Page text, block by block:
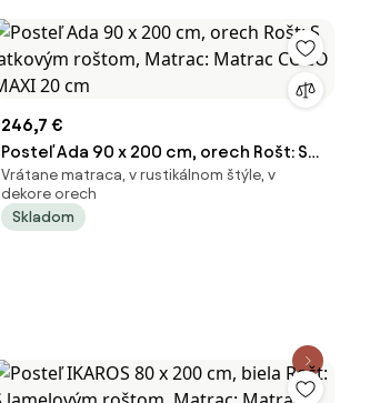
246,7 €
Posteľ Ada 90 x 200 cm, orech Rošt: S
latkovým roštom, Matrac: Matrac
COCO MAXI 20 cm
Vrátane matraca, v rustikálnom štýle, v
dekore orech
Skladom